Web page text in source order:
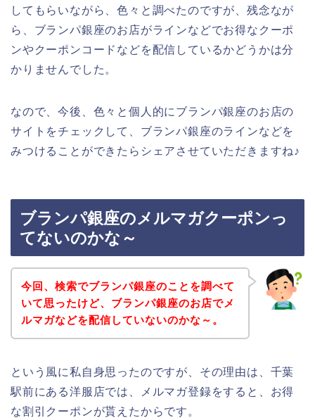
してもらいながら、色々と調べたのですが、残念なが
ら、ブランパ銀座のお店がラインなどでお得なクーポ
ンやクーポンコードなどを配信しているかどうかは分
かりませんでした。
なので、今後、色々と個人的にブランパ銀座のお店の
サイトをチェックして、ブランパ銀座のラインなどを
みつけることができたらシェアさせていただきますね♪
ブランパ銀座のメルマガクーポンっ
てないのかな～
今回、検索でブランパ銀座のことを調べて
いて思ったけど、ブランパ銀座のお店でメ
ルマガなどを配信していないのかな～。
という風に私自身思ったのですが、その理由は、千葉
駅前にある洋服店では、メルマガ登録をすると、お得
な割引クーポンが貰えたからです。